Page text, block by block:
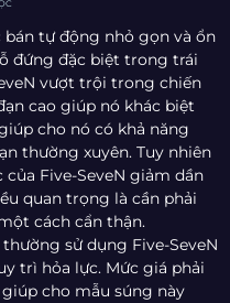
bán tự động nhỏ gọn và ổn
đứng đặc biệt trong trái
vượt trội trong chiến
cao giúp nó khác biệt
cho nó có khả năng
thường xuyên. Tuy nhiên
Five-SeveN giảm dần
quan trọng là cần phải
cách cẩn thận.
sử dụng Five-SeveN
trì hỏa lực. Mức giá phải
cho mẫu súng này